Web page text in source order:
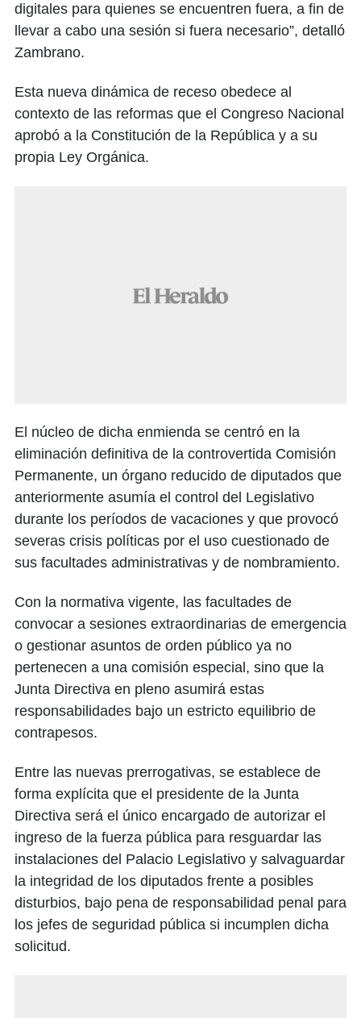
digitales para quienes se encuentren fuera, a fin de
llevar a cabo una sesión si fuera necesario”, detalló
Zambrano.
Esta nueva dinámica de receso obedece al
contexto de las reformas que el Congreso Nacional
aprobó a la Constitución de la República y a su
propia Ley Orgánica.
El núcleo de dicha enmienda se centró en la
eliminación definitiva de la controvertida Comisión
Permanente, un órgano reducido de diputados que
anteriormente asumía el control del Legislativo
durante los períodos de vacaciones y que provocó
severas crisis políticas por el uso cuestionado de
sus facultades administrativas y de nombramiento.
Con la normativa vigente, las facultades de
convocar a sesiones extraordinarias de emergencia
o gestionar asuntos de orden público ya no
pertenecen a una comisión especial, sino que la
Junta Directiva en pleno asumirá estas
responsabilidades bajo un estricto equilibrio de
contrapesos.
Entre las nuevas prerrogativas, se establece de
forma explícita que el presidente de la Junta
Directiva será el único encargado de autorizar el
ingreso de la fuerza pública para resguardar las
instalaciones del Palacio Legislativo y salvaguardar
la integridad de los diputados frente a posibles
disturbios, bajo pena de responsabilidad penal para
los jefes de seguridad pública si incumplen dicha
solicitud.